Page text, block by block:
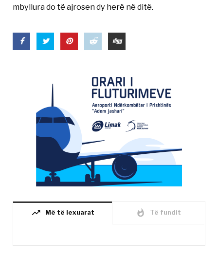
mbyllura do të ajrosen dy herë në ditë.
trending_up Më të lexuarat whatshot Të fundit